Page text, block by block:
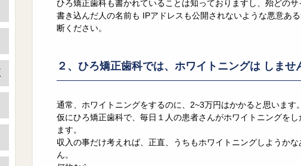
ひろ矯正歯科も書かれていることは知っておりますし、殆どの
書き込んだ人の名前も IPアドレスも公開されないような悪意あ
断ください。
２、ひろ矯正歯科では、ホワイトニングは しませ
通常、ホワイトニングをするのに、2~3万円はかかると思います。
仮にひろ矯正歯科で、毎日１人の患者さんがホワイトニングを
ます。
収入の事だけ考えれば、正直、うちもホワイトニングしようか
ん。